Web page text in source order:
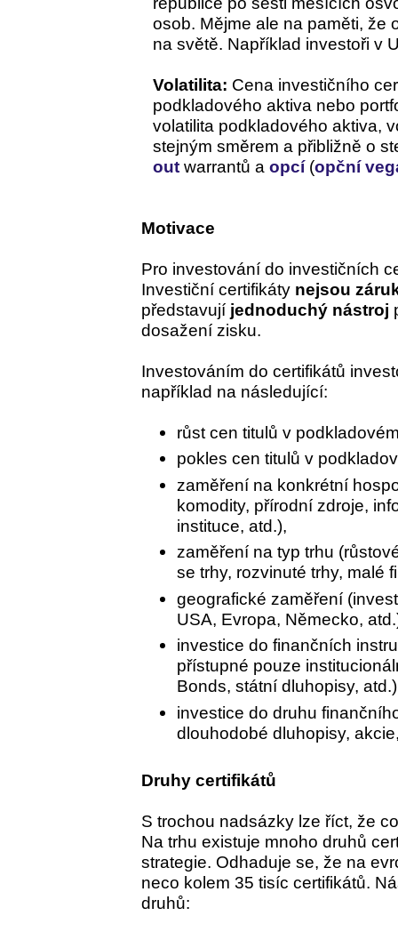
osob. Mějme ale na paměti, že
na světě. Například investoři v
Volatilita: Cena investičního
podkladového aktiva nebo
volatilita podkladového aktiva,
stejným směrem a přibližně o
out warrantů aopcí(opční
Motivace
Pro investování do investičních
Investiční certifikáty nejsou
představují jednoduchý nástroj
dosažení zisku.
Investováním do certifikátů
například na následující:
růst cen titulů v
pokles cen titulů v
zaměření na konkrétní
komodity, přírodní zdroje,
instituce, atd.),
zaměření na typ trhu
se trhy, rozvinuté trhy, malé
geografické zaměření
USA, Evropa, Německo,
investice do finančních
přístupné pouze
Bonds, státní dluhopisy, atd.)
investice do druhu
dlouhodobé dluhopisy,
Druhy certifikátů
S trochou nadsázky lze říct, že
Na trhu existuje mnoho druhů
strategie. Odhaduje se, že na
neco kolem 35 tisíc certifikátů.
druhů: